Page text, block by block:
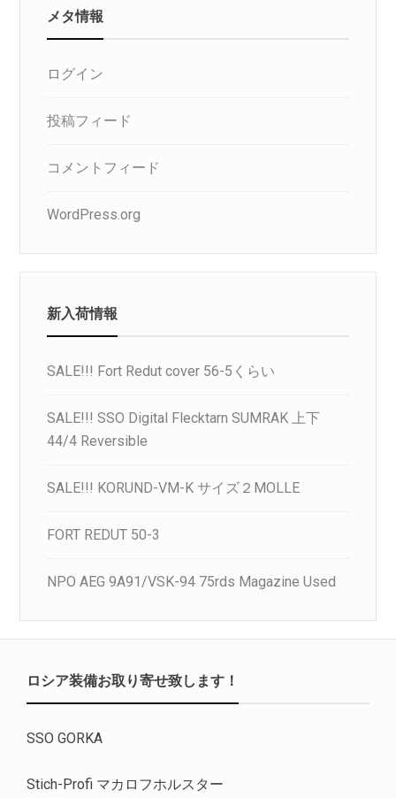
メタ情報
ログイン
投稿フィード
コメントフィード
WordPress.org
新入荷情報
SALE!!! Fort Redut cover 56-5くらい
SALE!!! SSO Digital Flecktarn SUMRAK 上下
44/4 Reversible
SALE!!! KORUND-VM-K サイズ２MOLLE
FORT REDUT 50-3
NPO AEG 9A91/VSK-94 75rds Magazine Used
ロシア装備お取り寄せ致します！
SSO GORKA
Stich-Profi マカロフホルスター